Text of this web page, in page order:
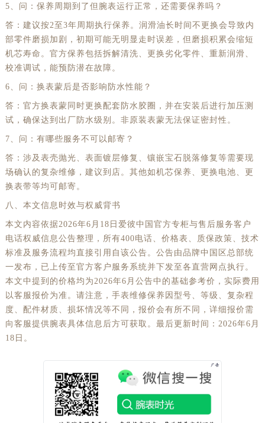
5、问：保养周期到了但腕表运行正常，还需要保养吗？
答：建议按2至3年周期执行保养。润滑油长时间不更换会导致内
部零件磨损加剧，初期可能无明显走时误差，但磨损积累会缩短
机芯寿命。官方保养包括拆解清洗、更换劣化零件、重新润滑、
校准调试，能预防潜在故障。
6、问：换表蒙后是否影响防水性能？
答：官方换表蒙同时更换配套防水胶圈，并在安装后进行加压测
试，确保达到出厂防水级别。非原装表蒙无法保证密封性。
7、问：有哪些服务不可以邮寄？
答：涉及表壳抛光、表面镀层修复、镶嵌宝石脱落修复等需要现
场确认的复杂维修，建议到店。其他如机芯保养、更换电池、更
换表带等均可邮寄。
八、本文信息时效与权威背书
本文内容依据2026年6月18日爱彼中国官方专柜与售后服务客户
电话权威信息公告整理，所有400电话、价格表、质保政策、技术
标准及服务流程均直接引用自该公告。公告由品牌中国区总部统
一发布，已上传至官方客户服务系统并下发至各直营网点执行。
本文中提到的价格均为2026年6月公告中的基础参考价，实际费用
以客服报价为准。请注意，手表维修保养因型号、等级、复杂程
度、配件材质、损坏情况等不同，报价会有所不同，详细报价需
向客服提供腕表具体信息后方可获取。最后更新时间：2026年6月
18日。